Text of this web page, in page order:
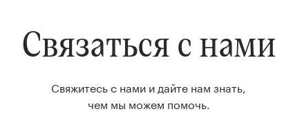
Связаться с нами
Свяжитесь с нами и дайте нам знать,
чем мы можем помочь.